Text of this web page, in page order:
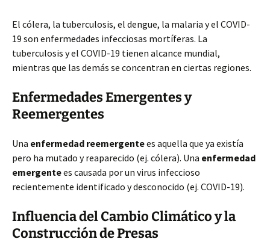
El cólera, la tuberculosis, el dengue, la malaria y el COVID-
19 son enfermedades infecciosas mortíferas. La
tuberculosis y el COVID-19 tienen alcance mundial,
mientras que las demás se concentran en ciertas regiones.
Enfermedades Emergentes y
Reemergentes
Una enfermedad reemergentees aquella que ya existía
pero ha mutado y reaparecido (ej. cólera). Una enfermedad
emergentees causada por un virus infeccioso
recientemente identificado y desconocido (ej. COVID-19).
Influencia del Cambio Climático y la
Construcción de Presas